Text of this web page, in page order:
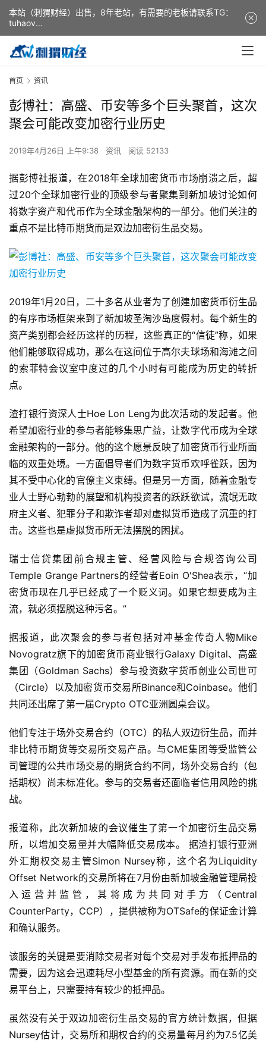
首页 资讯
彭博社：高盛、币安等多个巨头聚首，这次
聚会可能改变加密行业历史
2019年4月26日 上午9:38 资讯 阅读 52133
据彭博社报道，在2018年全球加密货币市场崩溃之后，超
过20个全球加密行业的顶级参与者聚集到新加坡讨论如何
将数字资产和代币作为全球金融架构的一部分。他们关注的
重点不是比特币期货而是双边加密衍生品交易。
2019年1月20日，二十多名从业者为了创建加密货币衍生品
的有序市场框架来到了新加坡圣淘沙岛度假村。每个新生的
资产类别都会经历这样的历程，这些真正的“信徒”称，如果
他们能够取得成功，那么在这间位于高尔夫球场和海滩之间
的索菲特会议室中度过的几个小时有可能成为历史的转折
点。
渣打银行资深人士Hoe Lon Leng为此次活动的发起者。他
希望加密行业的参与者能够集思广益，让数字代币成为全球
金融架构的一部分。他的这个愿景反映了加密货币行业所面
临的双重处境。一方面倡导者们为数字货币欢呼雀跃，因为
其不受中心化的官僚主义束缚。但是另一方面，随着金融专
业人士野心勃勃的展望和机构投资者的跃跃欲试，流氓无政
府主义者、犯罪分子和欺诈者却对虚拟货币造成了沉重的打
击。这些也是虚拟货币所无法摆脱的困扰。
瑞士信贷集团前合规主管、经营风险与合规咨询公司
Temple Grange Partners的经营者Eoin O'Shea表示，“加
密货币现在几乎已经成了一个贬义词。如果它想要成为主
流，就必须摆脱这种污名。”
据报道，此次聚会的参与者包括对冲基金传奇人物Mike
Novogratz旗下的加密货币商业银行Galaxy Digital、高盛
集团（Goldman Sachs）参与投资数字货币创业公司世可
（Circle）以及加密货币交易所Binance和Coinbase。他们
共同还出席了第一届Crypto OTC亚洲圆桌会议。
他们专注于场外交易合约（OTC）的私人双边衍生品，而并
非比特币期货等交易所交易产品。与CME集团等受监管公
司管理的公共市场交易的期货合约不同，场外交易合约（包
括期权）尚未标准化。参与的交易者还面临者信用风险的挑
战。
报道称，此次新加坡的会议催生了第一个加密衍生品交易
所，以增加交易量并大幅降低交易成本。 据渣打银行亚洲
外汇期权交易主管Simon Nursey称，这个名为Liquidity
Offset Network的交易所将在7月份由新加坡金融管理局投
入运营并监管，其将成为共同对手方（Central
CounterParty，CCP），提供被称为OTSafe的保证金计算
和确认服务。
该服务的关键是要消除交易者对每个交易对手发布抵押品的
需要，因为这会迅速耗尽小型基金的所有资源。而在新的交
易平台上，只需要持有较少的抵押品。
虽然没有关于双边加密衍生品交易的官方统计数据，但据
Nursey估计，交易所和期权合约的交易量每月约为7.5亿美
本站（刺猬财经）出售，8年老站，有需要的老板请联系TG：
tuhaov
This website (ciweicaijing) is for sale. It is a 8-year-old
website. If you need it, please contact TG: tuhaov